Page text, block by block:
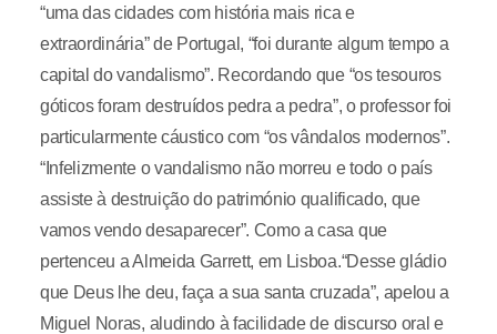
“uma das cidades com história mais rica e
extraordinária” de Portugal, “foi durante algum tempo a
capital do vandalismo”. Recordando que “os tesouros
góticos foram destruídos pedra a pedra”, o professor foi
particularmente cáustico com “os vândalos modernos”.
“Infelizmente o vandalismo não morreu e todo o país
assiste à destruição do património qualificado, que
vamos vendo desaparecer”. Como a casa que
pertenceu a Almeida Garrett, em Lisboa.“Desse gládio
que Deus lhe deu, faça a sua santa cruzada”, apelou a
Miguel Noras, aludindo à facilidade de discurso oral e